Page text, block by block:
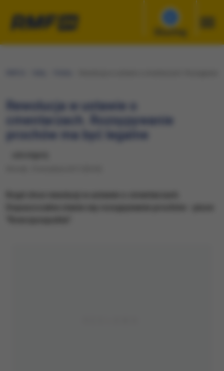
Słuchaj
Rewolucja w ustawie o
cmentarzach. Rozsypywanie
prochów ma być legalne